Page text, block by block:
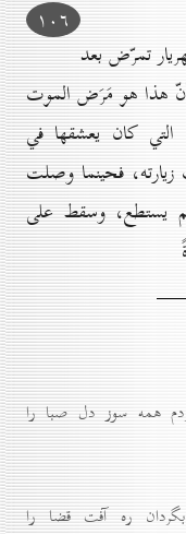
۱٠٦
تمرّض بعد
هذا هو مَرَض الموت
كان يعشقها في
فحينما وصلت
يستطع، وسقط على
همه سوز دل صبا را
ره آفت قضا را